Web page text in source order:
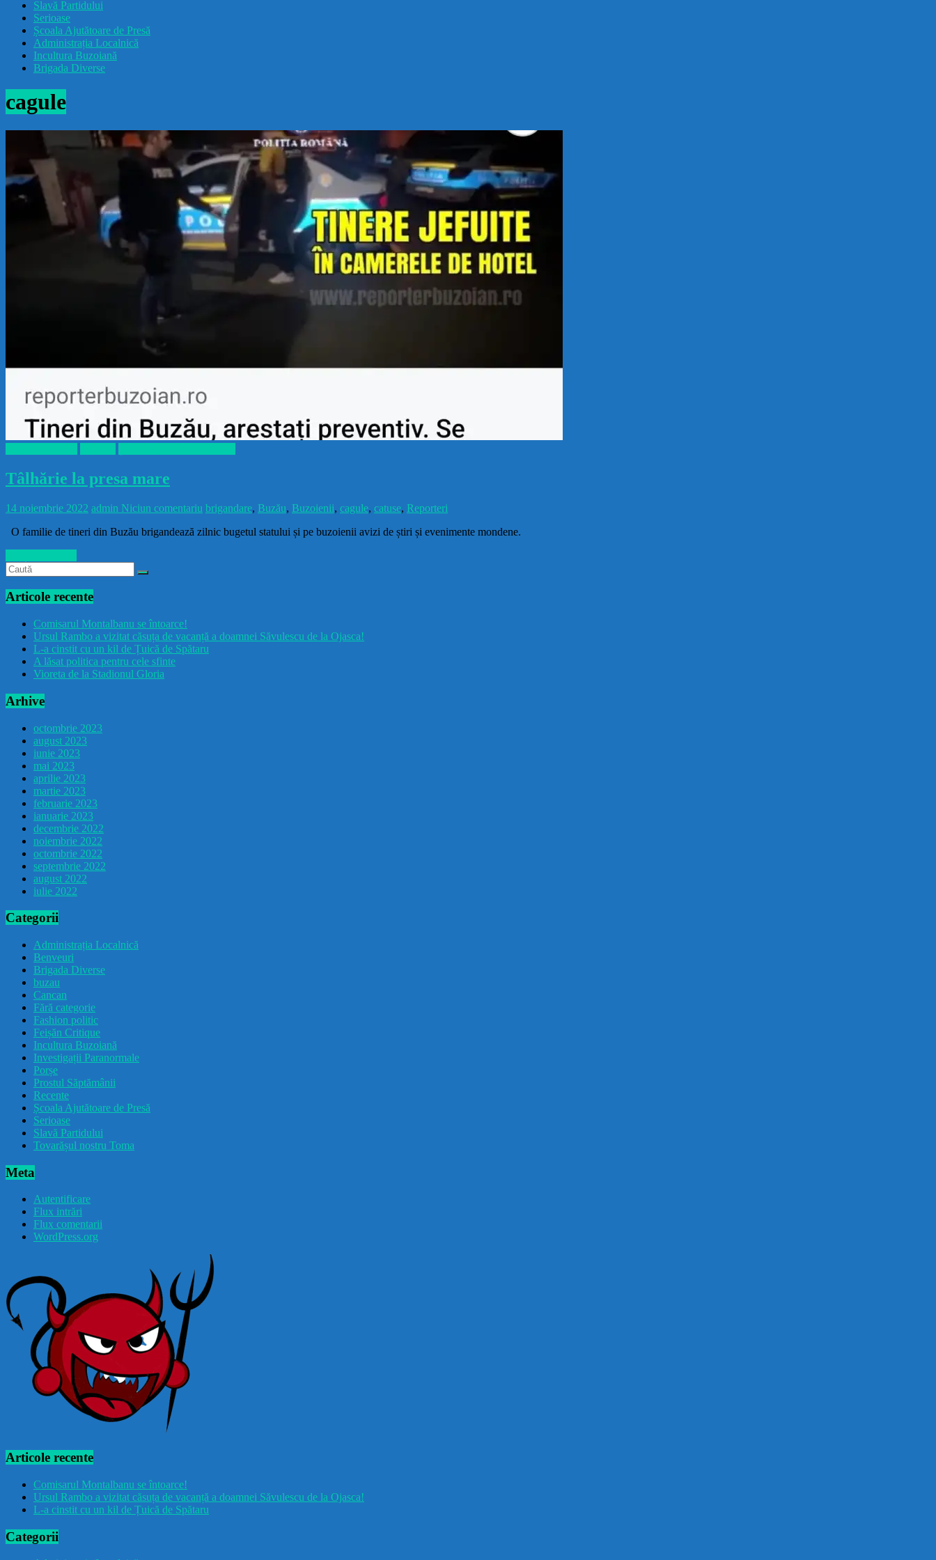
Slavă Partidului
Serioase
Școala Ajutătoare de Presă
Administrația Localnică
Incultura Buzoiană
Brigada Diverse
cagule
Tâlhărie la presa mare
14 noiembrie 2022 admin Niciun comentariu brigandare, Buzău, Buzoienii, cagule, catuse, Reporteri
O familie de tineri din Buzău brigandează zilnic bugetul statului și pe buzoienii avizi de știri și evenimente mondene.
Articole recente
Comisarul Montalbanu se întoarce!
Ursul Rambo a vizitat căsuța de vacanță a doamnei Săvulescu de la Ojasca!
L-a cinstit cu un kil de Țuică de Spătaru
A lăsat politica pentru cele sfinte
Vioreta de la Stadionul Gloria
Arhive
octombrie 2023
august 2023
iunie 2023
mai 2023
aprilie 2023
martie 2023
februarie 2023
ianuarie 2023
decembrie 2022
noiembrie 2022
octombrie 2022
septembrie 2022
august 2022
iulie 2022
Categorii
Administrația Localnică
Benveuri
Brigada Diverse
buzau
Cancan
Fără categorie
Fashion politic
Feișăn Critique
Incultura Buzoiană
Investigații Paranormale
Porșe
Prostul Săptămânii
Recente
Școala Ajutătoare de Presă
Serioase
Slavă Partidului
Tovarășul nostru Toma
Meta
Autentificare
Flux intrări
Flux comentarii
WordPress.org
Articole recente
Comisarul Montalbanu se întoarce!
Ursul Rambo a vizitat căsuța de vacanță a doamnei Săvulescu de la Ojasca!
L-a cinstit cu un kil de Țuică de Spătaru
Categorii